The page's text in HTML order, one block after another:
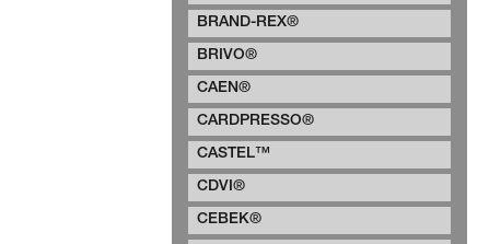
BRAND-REX®
BRIVO®
CAEN®
CARDPRESSO®
CASTEL™
CDVI®
CEBEK®